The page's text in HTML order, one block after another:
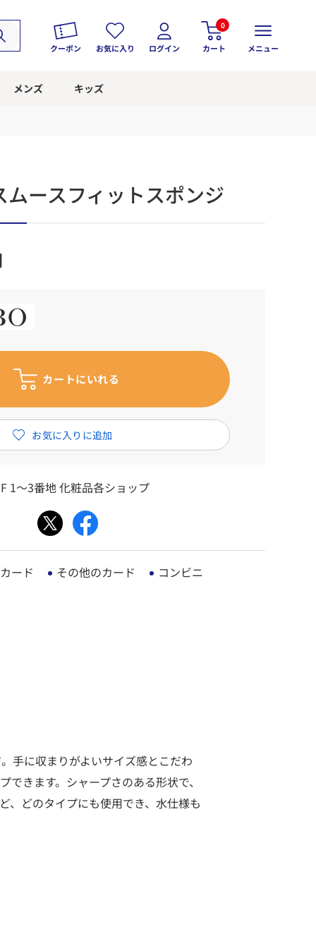
クーポン お気に入り ログイン
0
カート メニュー
メンズ キッズ
ースフィットスポンジ
1～3番地 化粧品各ショップ
ード その他のカード コンビニ
手に収まりがよいサイズ感とこだわ
きます。シャープさのある形状で、
、どのタイプにも使用でき、水仕様も